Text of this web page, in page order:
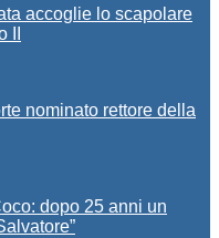
accoglie lo scapolare
nominato rettore della
dopo 25 anni un